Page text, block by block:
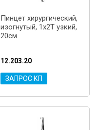
Пинцет хирургический,
изогнутый, 1x2T узкий,
20см
12.203.20
ЗАПРОС КП